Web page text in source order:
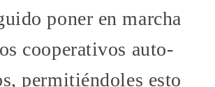
poner en marcha
cooperativos auto-
permitiéndoles esto